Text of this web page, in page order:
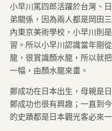
小早川篤四郎活躍於台灣、
弟關係，因為兩人都是岡田
內東京美術學校，小早川則
習。所以小早川認識當年剛
龍，很賞識顏水龍，所以就
一幅，由顏水龍來畫。
鄭成功在日本出生，母親是
鄭成功也很有興趣；一直到
的史蹟都是日本觀光客必來